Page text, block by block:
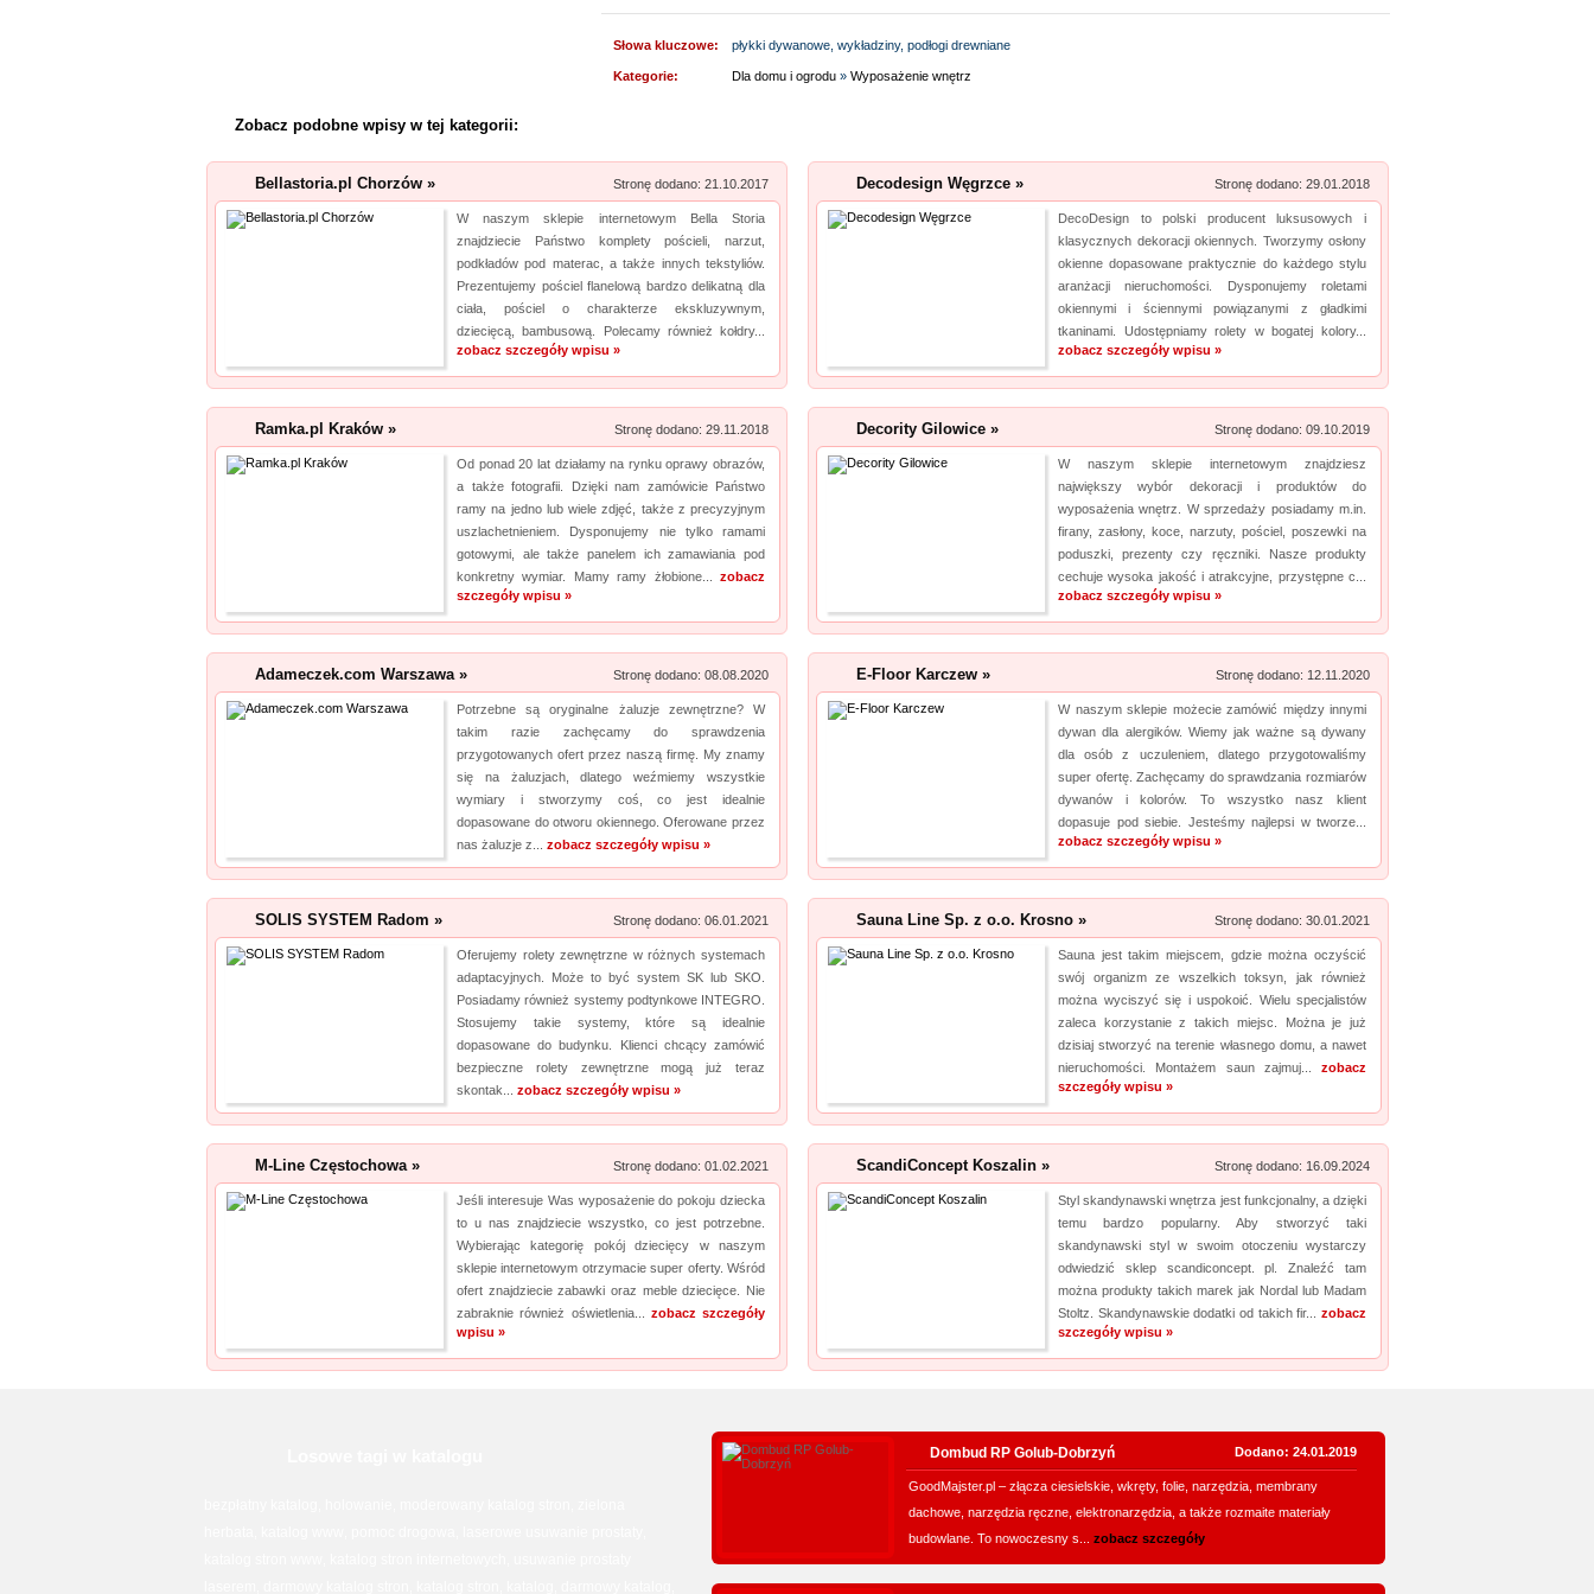
znajdziesz. Nasze artykuły zrobione są z najlepszej jakośc...
rodzajów odzieży. Oferta jest nieustannie poszerzana o nowe modele. Jest to zarówno
odzież damska xxl, jak i rozmiary mniejsze. Każda kobieta znajdzie dla siebie eleganckie
sukienki xxl, jak i wygodny komplet dresowy...
Promuj stronę w okienku!
Aermec serwis urządzeń promowane strony w katalogu!
Jesteśmy firmą oferującą innowacyjne urządzenia dla systemów chłodzenia. Obsługujemy
też serwis urządzeń Climaveneta i innych marek. Reprezentujący nas pracownicy to
wykwalifikowani fachowcy, posiadający wszystkie istotne informacje na temat urządzeń
chłodniczych. Nasza oferta uwzględnia również wyn...
Data dodania: 07.07.2026
Zobacz szczegóły wpisu »
Kwant-Lab - akredytowane laboratorium pomiarowe
promowane strony w katalogu!
Akredytowane laboratorium pomiarowe Kwant-Lab to miejsce, które powinien odwiedzić
Laboratorium akredytowane posiada odpowiednią aparaturę oraz wiedzę, by dokonać
rzetelnych pomiarów. Jeśli chodzi o pole elektro...
Data dodania: 16.07.2026
Zobacz szczegóły wpisu »
Promuj stronę w okienku!
Słowa kluczowe: płykki dywanowe, wykładziny, podłogi drewniane
Kategorie: Dla domu i ogrodu » Wyposażenie wnętrz
Zobacz podobne wpisy w tej kategorii:
Bellastoria.pl Chorzów » Stronę dodano: 21.10.2017
W naszym sklepie internetowym Bella Storia
znajdziecie Państwo komplety pościeli, narzut,
podkładów pod materac, a także innych tekstyliów.
Prezentujemy pościel flanelową bardzo delikatną dla
ciała, pościel o charakterze ekskluzywnym,
dziecięcą, bambusową. Polecamy również kołdry...
zobacz szczegóły wpisu »
Decodesign Węgrzce » Stronę dodano: 29.01.2018
DecoDesign to polski producent luksusowych i
klasycznych dekoracji okiennych. Tworzymy osłony
okienne dopasowane praktycznie do każdego stylu
aranżacji nieruchomości. Dysponujemy roletami
okiennymi i ściennymi powiązanymi z gładkimi
tkaninami. Udostępniamy rolety w bogatej kolory...
zobacz szczegóły wpisu »
Ramka.pl Kraków » Stronę dodano: 29.11.2018
Od ponad 20 lat działamy na rynku oprawy obrazów,
a także fotografii. Dzięki nam zamówicie Państwo
ramy na jedno lub wiele zdjęć, także z precyzyjnym
uszlachetnieniem. Dysponujemy nie tylko ramami
gotowymi, ale także panelem ich zamawiania pod
konkretny wymiar. Mamy ramy żłobione... zobacz
szczegóły wpisu »
Decority Gilowice » Stronę dodano: 09.10.2019
W naszym sklepie internetowym znajdziesz
największy wybór dekoracji i produktów do
wyposażenia wnętrz. W sprzedaży posiadamy m.in.
firany, zasłony, koce, narzuty, pościel, poszewki na
poduszki, prezenty czy ręczniki. Nasze produkty
cechuje wysoka jakość i atrakcyjne, przystępne c...
zobacz szczegóły wpisu »
Adameczek.com Warszawa » Stronę dodano: 08.08.2020
Potrzebne są oryginalne żaluzje zewnętrzne? W
takim razie zachęcamy do sprawdzenia
przygotowanych ofert przez naszą firmę. My znamy
się na żaluzjach, dlatego weźmiemy wszystkie
wymiary i stworzymy coś, co jest idealnie
dopasowane do otworu okiennego. Oferowane przez
nas żaluzje z... zobacz szczegóły wpisu »
E-Floor Karczew » Stronę dodano: 12.11.2020
W naszym sklepie możecie zamówić między innymi
dywan dla alergików. Wiemy jak ważne są dywany
dla osób z uczuleniem, dlatego przygotowaliśmy
super ofertę. Zachęcamy do sprawdzania rozmiarów
dywanów i kolorów. To wszystko nasz klient
dopasuje pod siebie. Jesteśmy najlepsi w tworze...
zobacz szczegóły wpisu »
SOLIS SYSTEM Radom » Stronę dodano: 06.01.2021
Oferujemy rolety zewnętrzne w różnych systemach
adaptacyjnych. Może to być system SK lub SKO.
Posiadamy również systemy podtynkowe INTEGRO.
Stosujemy takie systemy, które są idealnie
dopasowane do budynku. Klienci chcący zamówić
bezpieczne rolety zewnętrzne mogą już teraz
skontak... zobacz szczegóły wpisu »
Sauna Line Sp. z o.o. Krosno » Stronę dodano: 30.01.2021
Sauna jest takim miejscem, gdzie można oczyścić
swój organizm ze wszelkich toksyn, jak również
można wyciszyć się i uspokoić. Wielu specjalistów
zaleca korzystanie z takich miejsc. Można je już
dzisiaj stworzyć na terenie własnego domu, a nawet
nieruchomości. Montażem saun zajmuj... zobacz
szczegóły wpisu »
M-Line Częstochowa » Stronę dodano: 01.02.2021
Jeśli interesuje Was wyposażenie do pokoju dziecka
to u nas znajdziecie wszystko, co jest potrzebne.
Wybierając kategorię pokój dziecięcy w naszym
sklepie internetowym otrzymacie super oferty. Wśród
ofert znajdziecie zabawki oraz meble dziecięce. Nie
zabraknie również oświetlenia... zobacz szczegóły
wpisu »
ScandiConcept Koszalin » Stronę dodano: 16.09.2024
Styl skandynawski wnętrza jest funkcjonalny, a dzięki
temu bardzo popularny. Aby stworzyć taki
skandynawski styl w swoim otoczeniu wystarczy
odwiedzić sklep scandiconcept. pl. Znaleźć tam
można produkty takich marek jak Nordal lub Madam
Stoltz. Skandynawskie dodatki od takich fir... zobacz
szczegóły wpisu »
Dombud RP Golub-Dobrzyń Dodano: 24.01.2019
GoodMajster.pl – złącza ciesielskie, wkręty, folie, narzędzia, membrany
dachowe, narzędzia ręczne, elektronarzędzia, a także rozmaite materiały
budowlane. To nowoczesny s... zobacz szczegóły